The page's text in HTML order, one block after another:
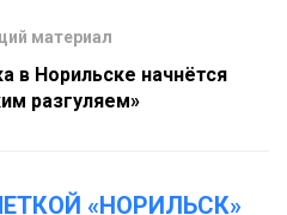
материал
в Норильске начнётся
разгуляем»
«НОРИЛЬСК»